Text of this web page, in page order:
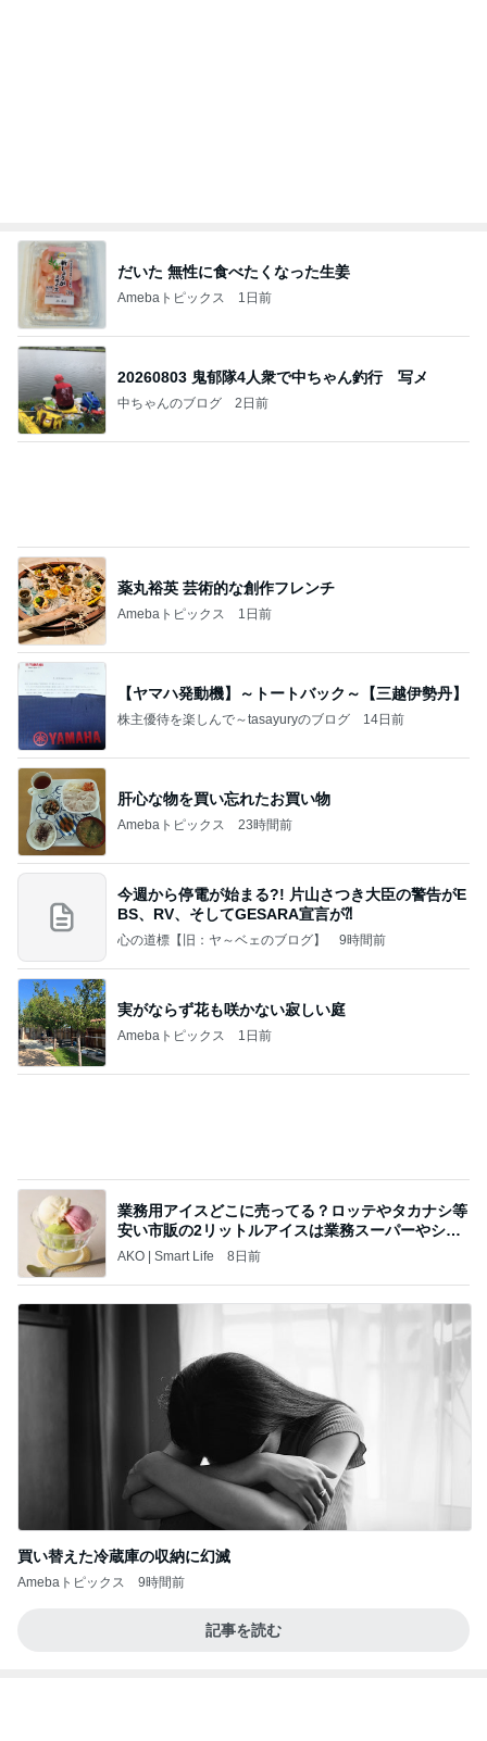
だいた 無性に食べたくなった生姜
Amebaトピックス 1日前
20260803 鬼郁隊4人衆で中ちゃん釣行 写メ
中ちゃんのブログ 2日前
薬丸裕英 芸術的な創作フレンチ
Amebaトピックス 1日前
【ヤマハ発動機】～トートバック～【三越伊勢丹】
株主優待を楽しんで～tasayuryのブログ 14日前
肝心な物を買い忘れたお買い物
Amebaトピックス 23時間前
今週から停電が始まる?! 片山さつき大臣の警告がE
BS、RV、そしてGESARA宣言が⁈
心の道標【旧：ヤ～ベェのブログ】 9時間前
実がならず花も咲かない寂しい庭
Amebaトピックス 1日前
業務用アイスどこに売ってる？ロッテやタカナシ等
安い市販の2リットルアイスは業務スーパーやシャ
トレ
AKO | Smart Life 8日前
買い替えた冷蔵庫の収納に幻滅
Amebaトピックス 9時間前
記事を読む